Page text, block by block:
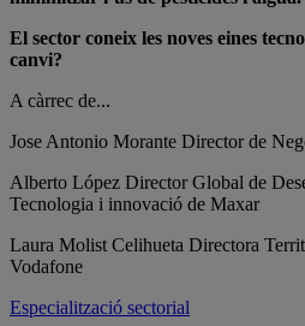
El sector coneix les noves eines
canvi?
A càrrec de...
Jose Antonio Morante Director de
Alberto López Director Global de
Tecnologia i innovació de Maxar
Laura Molist Celihueta Directora
Vodafone
Especialització sectorial